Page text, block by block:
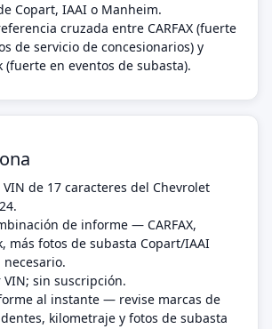
Copart, IAAI o Manheim.
cruzada entre CARFAX (fuerte
de servicio de concesionarios) y
(fuerte en eventos de subasta).
de 17 caracteres del Chevrolet
de informe — CARFAX,
más fotos de subasta Copart/IAAI
necesario.
VIN; sin suscripción.
al instante — revise marcas de
kilometraje y fotos de subasta